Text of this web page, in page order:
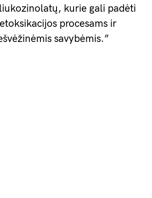
kurie gali padėti
procesams ir
savybėmis.”